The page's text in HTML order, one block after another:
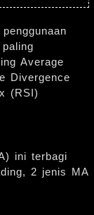
Average
Divergence
(RSI)
ini terbagi
2 jenis MA